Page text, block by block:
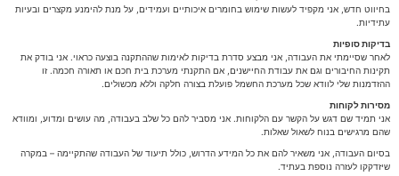
בחיווט חדש, אני מקפיד לעשות שימוש בחומרים איכותיים ועמידים, על מנת להימנע מקצרים ובעיות
עתידיות.
בדיקות סופיות
לאחר שסיימתי את העבודה, אני מבצע סדרת בדיקות לאימות שההתקנה בוצעה כראוי. אני בודק את
תקינות החיבורים וגם את עבודת החיישנים, אם התקנתי מערכת בית חכם או תאורה חכמה. זו
ההזדמנות שלי לוודא שכל מערכת החשמל פועלת בצורה חלקה וללא מכשולים.
מסירות לקוחות
אני תמיד שם דגש על הקשר עם הלקוחות. אני מסביר להם כל שלב בעבודה, מה עושים ומדוע, ומוודא
שהם מרגישים בנוח לשאול שאלות.
בסיום העבודה, אני משאיר להם את כל המידע הדרוש, כולל תיעוד של העבודה שהתקיימה – במקרה
שיזדקקו לעזרה נוספת בעתיד.